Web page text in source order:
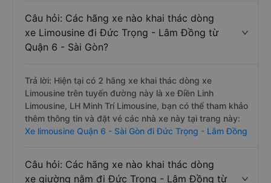
đặt vé các nhà xe này tại trang này:Xe giường nằm đôi
Quận 6 - Sài Gòn đi Đức Trọng - Lâm Đồng
xe Limousine đi Đức Trọng - Lâm Đồng từ
Quận 6 - Sài Gòn?
Trả lời: Hiện tại có 2 hãng xe khai thác dòng xe
Limousine trên tuyến đường này là xe Điền Linh
thêm thông tin và đặt vé các nhà xe này tại trang này:
Xe limousine Quận 6 - Sài Gòn đi Đức Trọng - Lâm Đồng